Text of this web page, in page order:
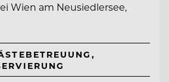
Wien am Neusiedlersee,